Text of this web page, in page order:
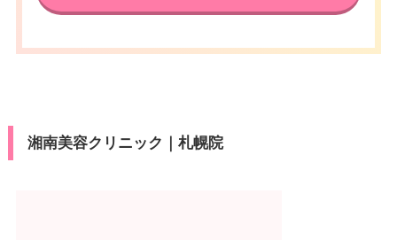
湘南美容クリニック｜札幌院